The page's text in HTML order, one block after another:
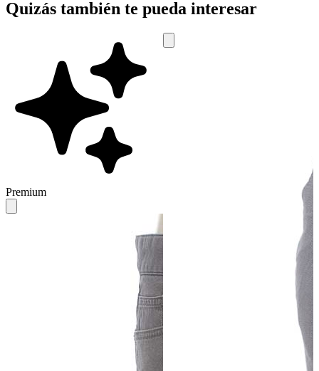
Quizás también te pueda interesar
Premium